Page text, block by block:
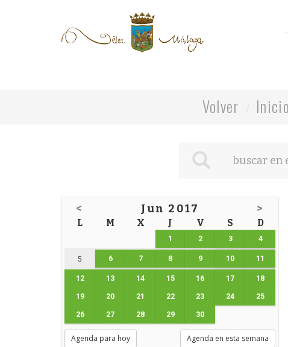
Volver Inicio
< Jun 2017 >
L M X J V S D
1 2 3 4
5 6 7 8 9 10 11
12 13 14 15 16 17 18
19 20 21 22 23 24 25
26 27 28 29 30
Agenda para hoy Agenda en esta semana